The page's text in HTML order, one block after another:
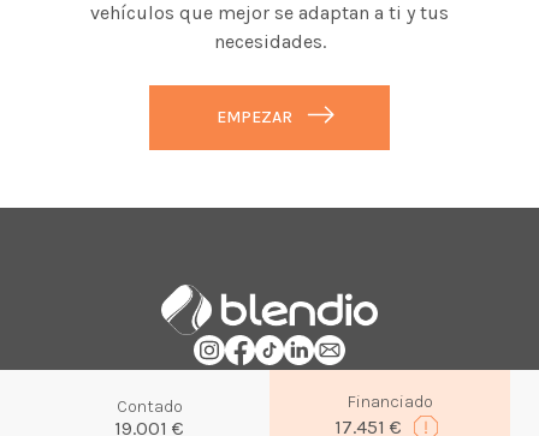
Contado
19.001 €
Financiado
17.451 €
vehículos que mejor se adaptan a ti y tus
necesidades.
EMPEZAR
WLTP|NEDC-
Política de cookies